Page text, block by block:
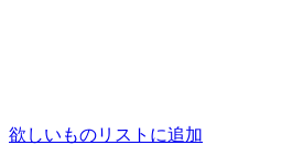
欲しいものリストに追加